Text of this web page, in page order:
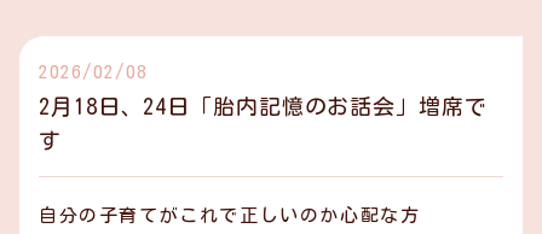
お知らせ
あまね助産院に
2026/02/08
2月18日、24日「胎内記憶のお話会」増席で
す
自分の子育てがこれで正しいのか心配な方